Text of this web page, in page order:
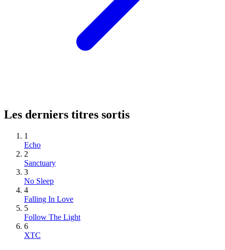
Les derniers titres sortis
1
Echo
2
Sanctuary
3
No Sleep
4
Falling In Love
5
Follow The Light
6
XTC